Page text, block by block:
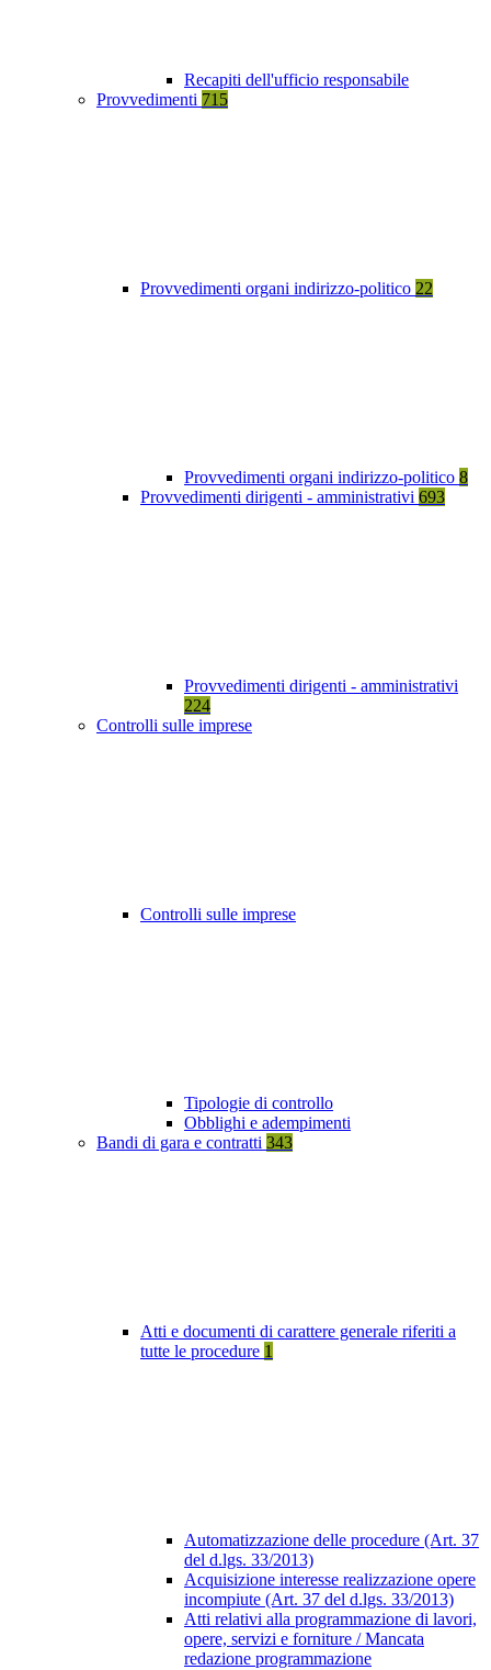
Recapiti dell'ufficio responsabile
Provvedimenti 715
Provvedimenti organi indirizzo-politico 22
Provvedimenti organi indirizzo-politico 8
Provvedimenti dirigenti - amministrativi 693
Provvedimenti dirigenti - amministrativi
224
Controlli sulle imprese
Controlli sulle imprese
Tipologie di controllo
Obblighi e adempimenti
Bandi di gara e contratti 343
Atti e documenti di carattere generale riferiti a
tutte le procedure 1
Automatizzazione delle procedure (Art. 37
del d.lgs. 33/2013)
Acquisizione interesse realizzazione opere
incompiute (Art. 37 del d.lgs. 33/2013)
Atti relativi alla programmazione di lavori,
opere, servizi e forniture / Mancata
redazione programmazione